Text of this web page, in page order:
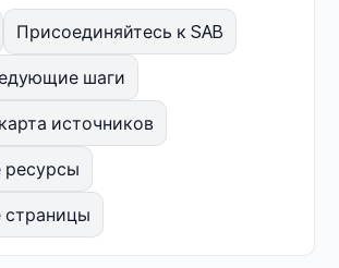
Присоединяйтесь к SAB
шаги
источников
ресурсы
страницы